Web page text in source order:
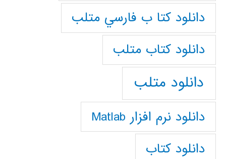
دانلود كتا ب فارسي متلب
دانلود كتاب متلب
دانلود متلب
دانلود نرم افزار Matlab
دانلود کتاب